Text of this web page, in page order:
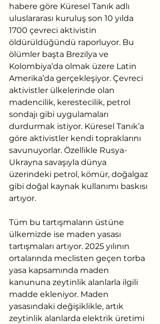
habere göre Küresel Tanık adlı
uluslararası kuruluş son 10 yılda
1700 çevreci aktivistin
öldürüldüğündü raporluyor. Bu
ölümler başta Brezilya ve
Kolombiya’da olmak üzere Latin
Amerika’da gerçekleşiyor. Çevreci
aktivistler ülkelerinde olan
madencilik, kerestecilik, petrol
sondajı gibi uygulamaları
durdurmak istiyor. Küresel Tanık’a
göre aktivistler kendi topraklarını
savunuyorlar. Özellikle Rusya-
Ukrayna savaşıyla dünya
üzerindeki petrol, kömür, doğalgaz
gibi doğal kaynak kullanımı baskısı
artıyor.
Tüm bu tartışmaların üstüne
ülkemizde ise maden yasası
tartışmaları artıyor. 2025 yılının
ortalarında meclisten geçen torba
yasa kapsamında maden
kanununa zeytinlik alanlarla ilgili
madde ekleniyor. Maden
yasasındaki değişiklikle, artık
zeytinlik alanlarda elektrik üretimi